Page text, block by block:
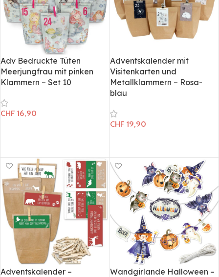
Adv Bedruckte Tüten
Meerjungfrau mit pinken
Klammern – Set 10
CHF 16,90
Adventskalender mit
Visitenkarten und
Metallklammern – Rosa-
blau
CHF 19,90
Adventskalender –
Wandgirlande Halloween –